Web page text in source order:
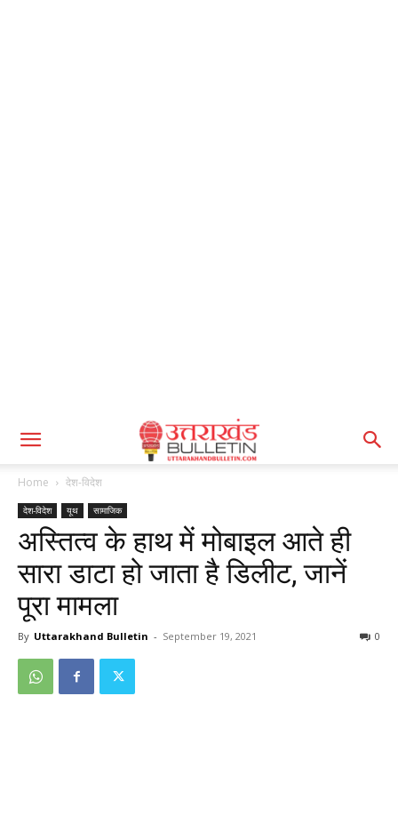
Home देश-विदेश
देश-विदेश यूथ सामाजिक
अस्तित्व के हाथ में मोबाइल आते ही
सारा डाटा हो जाता है डिलीट, जानें
पूरा मामला
By Uttarakhand Bulletin - September 19, 2021 0